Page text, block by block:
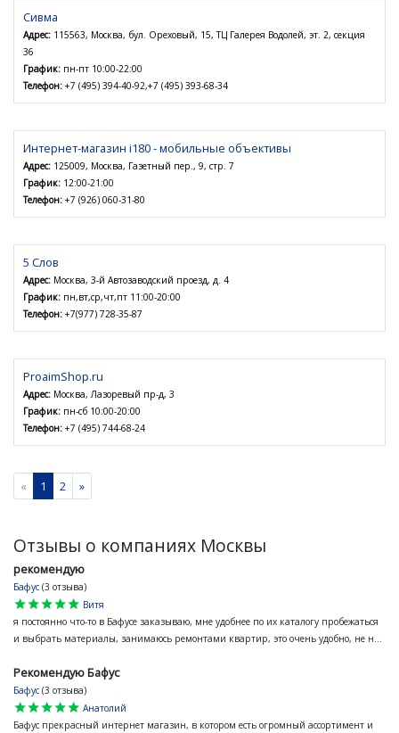
Сивма
Адрес: 115563, Москва, бул. Ореховый, 15, ТЦ Галерея Водолей, эт. 2, секция
36
График: пн-пт 10:00-22:00
Телефон: +7 (495) 394-40-92,+7 (495) 393-68-34
Интернет-магазин i180 - мобильные объективы
Адрес: 125009, Москва, Газетный пер., 9, стр. 7
График: 12:00-21:00
Телефон: +7 (926) 060-31-80
5 Слов
Адрес: Москва, 3-й Автозаводский проезд, д. 4
График: пн,вт,ср,чт,пт 11:00-20:00
Телефон: +7(977) 728-35-87
ProaimShop.ru
Адрес: Москва, Лазоревый пр-д, 3
График: пн-сб 10:00-20:00
Телефон: +7 (495) 744-68-24
« 1 2 »
Отзывы о компаниях Москвы
рекомендую
Бафус (3 отзыва)
star
star
star
star
star
Витя
я постоянно что-то в Бафусе заказываю, мне удобнее по их каталогу пробежаться
и выбрать материалы, занимаюсь ремонтами квартир, это очень удобно, не н...
Рекомендую Бафус
Бафус (3 отзыва)
star
star
star
star
star
Анатолий
Бафус прекрасный интернет магазин, в котором есть огромный ассортимент и